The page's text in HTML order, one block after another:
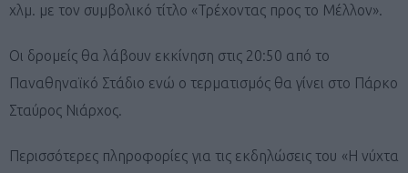
χλμ. με τον συμβολικό τίτλο «Τρέχοντας προς το Μέλλον».
Οι δρομείς θα λάβουν εκκίνηση στις 20:50 από το
Παναθηναϊκό Στάδιο ενώ ο τερματισμός θα γίνει στο Πάρκο
Σταύρος Νιάρχος.
Περισσότερες πληροφορίες για τις εκδηλώσεις του «Η νύχτα